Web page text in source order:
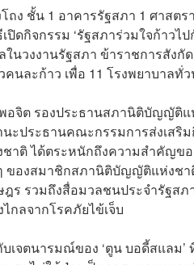
ถง ชั้น 1 อาคารรัฐสภา 1 ศาส
ปิดกิจกรรม ‘รัฐสภาร่วมใจก้าว
นวงงานรัฐสภา ข้าราชการสัง
คนละก้าว เพื่อ 11 โรงพยาบาลทั่ว
อจิต รองประธานสภานิติบัญญัติแ
นะประธานคณะกรรมการส่งเสริ
ติ ได้ตระหนักถึงความสำคัญขอ
ของสมาชิกสภานิติบัญญัติแห่งชา
ร รวมถึงสื่อมวลชนประจำรัฐส
กลจากโรคภัยไข้เจ็บ
เจตนารมณ์ของ ‘ตูน บอดี้สแลม